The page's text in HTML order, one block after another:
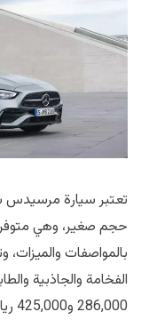
حجم صغير، وهي
بالمواصفات
الفخامة والجاذبية
286,000 و425,000 ريال سعودي.